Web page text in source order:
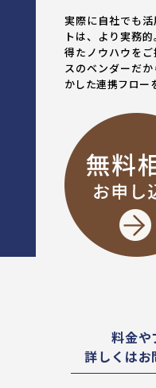
実際に自社でも
トは、より実務的
得たノウハウをご
スのベンダーだ
かした連携フロー
料金や
詳しくはお